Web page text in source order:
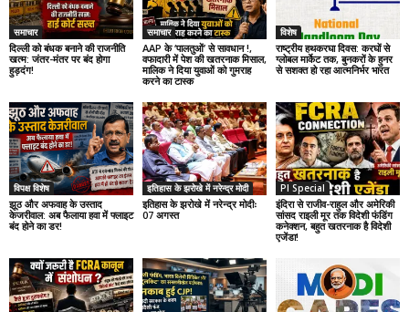
समाचार
दिल्ली को बंधक बनाने की राजनीति
खत्म: जंतर-मंतर पर बंद होगा
हुड़दंग!
समाचार
AAP के ‘पालतुओं’ से सावधान !,
वफादारी में पेश की खतरनाक मिसाल,
मालिक ने दिया युवाओं को गुमराह
करने का टास्क
विशेष
राष्ट्रीय हथकरघा दिवस: करघों से
ग्लोबल मार्केट तक, बुनकरों के हुनर
से सशक्त हो रहा आत्मनिर्भर भारत
विपक्ष विशेष
झूठ और अफवाह के उस्ताद
केजरीवाल: अब फैलाया हवा में फ्लाइट
बंद होने का डर!
इतिहास के झरोखे में नरेन्द्र मोदी
इतिहास के झरोखे में नरेन्द्र मोदीः
07 अगस्त
PI Special
इंदिरा से राजीव-राहुल और अमेरिकी
सांसद राइली मूर तक विदेशी फंडिंग
कनेक्शन, बहुत खतरनाक है विदेशी
एजेंडा!